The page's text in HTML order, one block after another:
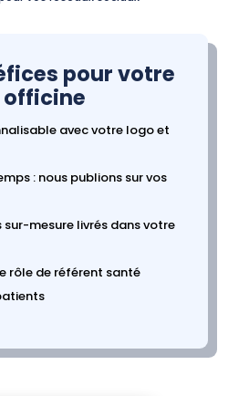
pour votre
officine
avec votre logo et
: nous publions sur vos
sur-mesure livrés dans votre
rôle de référent santé